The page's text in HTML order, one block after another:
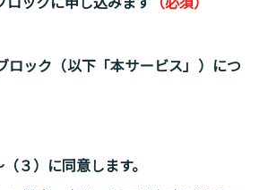
ロック（以下「本サービス」）につ
３）に同意します。